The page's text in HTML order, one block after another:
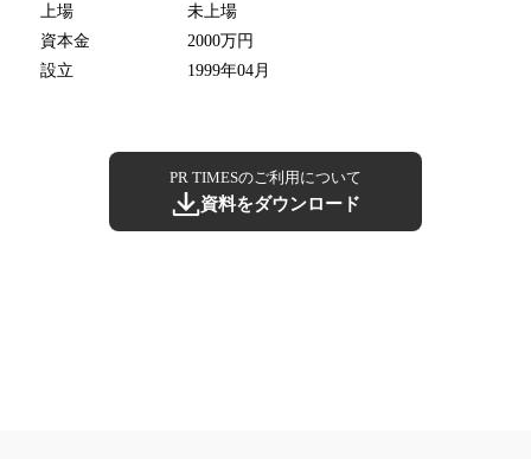
上場
未上場
資本金
2000万円
設立
1999年04月
PR TIMESのご利用について
資料をダウンロード